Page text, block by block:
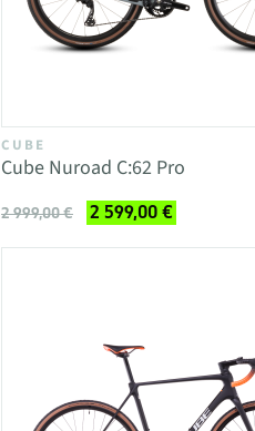
CUBE
Cube Nuroad C:62 Pro
2 999,00 € 2 599,00 €